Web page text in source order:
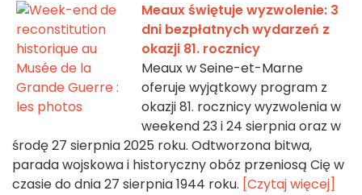
Meaux świętuje wyzwolenie: 3
dni bezpłatnych wydarzeń z
okazji 81. rocznicy
Meaux w Seine-et-Marne
oferuje wyjątkowy program z
okazji 81. rocznicy wyzwolenia w
weekend 23 i 24 sierpnia oraz w
środę 27 sierpnia 2025 roku. Odtworzona bitwa,
parada wojskowa i historyczny obóz przeniosą Cię w
czasie do dnia 27 sierpnia 1944 roku. [Czytaj więcej]